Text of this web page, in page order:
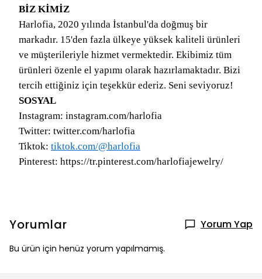
BİZ KİMİZ
Harlofia, 2020 yılında İstanbul'da doğmuş bir
markadır. 15'den fazla ülkeye yüksek kaliteli ürünleri
ve müşterileriyle hizmet vermektedir. Ekibimiz tüm
ürünleri özenle el yapımı olarak hazırlamaktadır. Bizi
tercih ettiğiniz için teşekkür ederiz. Seni seviyoruz!
SOSYAL
Instagram: instagram.com/harlofia
Twitter: twitter.com/harlofia
Tiktok: tiktok.com/@harlofia
Pinterest: https://tr.pinterest.com/harlofiajewelry/
Yorumlar Yorum Yap
Bu ürün için henüz yorum yapılmamış.